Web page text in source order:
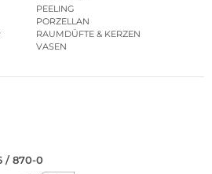
PEELING
PORZELLAN
RAUMDÜFTE & KERZEN
VASEN
/ 870-0